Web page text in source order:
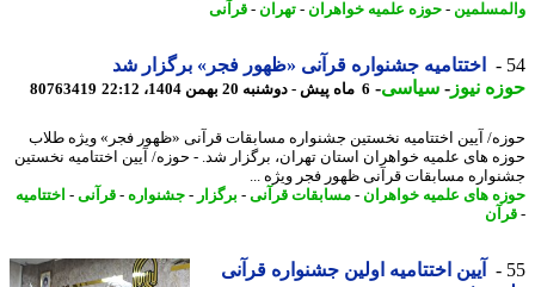
-حوزه علمیه خواهران- تهران- قرآنی
اختتامیه جشنواره قرآنی «ظهور فجر» برگزار شد
نیوز-سیاسی-6 ماه پیش - دوشنبه 20 بهمن 1404، 22:12 80763419
آیین اختتامیه نخستین جشنواره مسابقات قرآنی «ظهور فجر» ویژه طلاب
های علمیه خواهران استان تهران، برگزار شد. - حوزه/ آیین اختتامیه نخستین
مسابقات قرآنی ظهور فجر ویژه ...
های علمیه خواهران- مسابقات قرآنی- برگزار - جشنواره- قرآنی- اختتامیه
آیین اختتامیه اولین جشنواره قرآنی